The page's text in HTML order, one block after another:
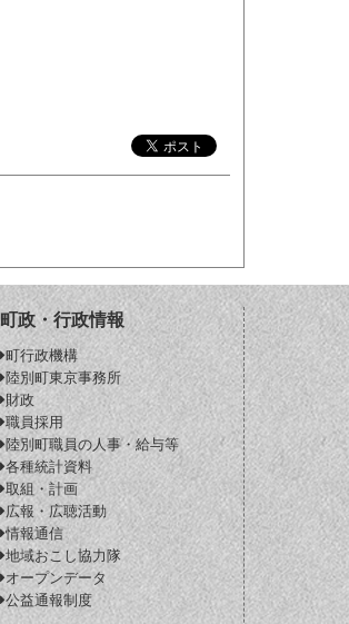
町政・行政情報
町行政機構
陸別町東京事務所
財政
職員採用
陸別町職員の人事・給与等
各種統計資料
取組・計画
広報・広聴活動
情報通信
地域おこし協力隊
オープンデータ
公益通報制度